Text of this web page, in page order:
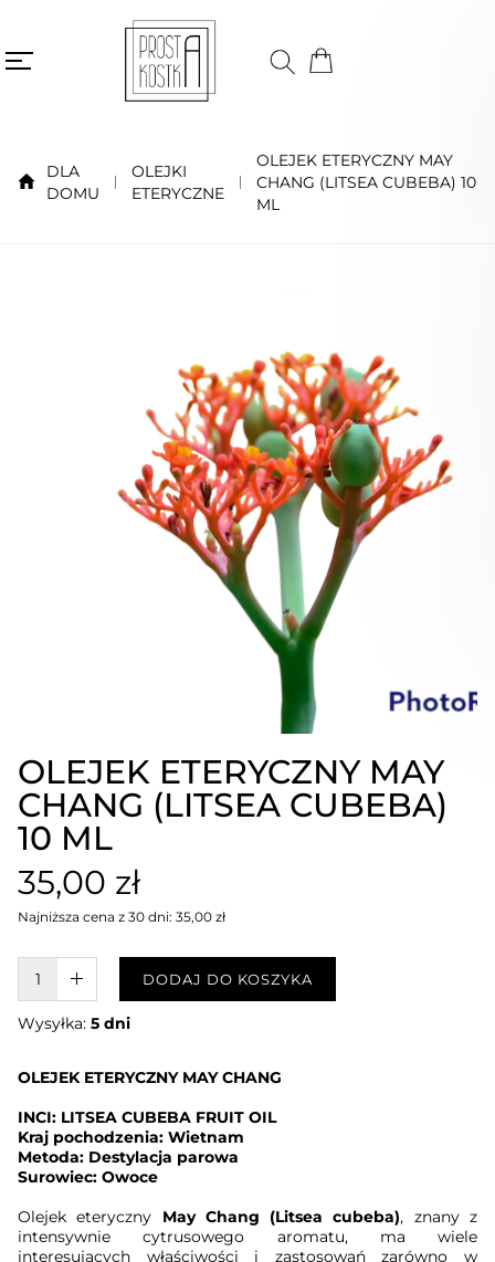
DLA
DOMU
OLEJKI
ETERYCZNE
OLEJEK ETERYCZNY MAY
CHANG (LITSEA CUBEBA) 10
ML
OLEJEK ETERYCZNY MAY
CHANG (LITSEA CUBEBA)
10 ML
35,00 zł
Najniższa cena z 30 dni: 35,00 zł
W KOSZYKU :)DODAJ DO KOSZYKA
Wysyłka:5 dni
OLEJEK ETERYCZNY MAY CHANG
INCI: LITSEA CUBEBA FRUIT OIL
Kraj pochodzenia: Wietnam
Metoda: Destylacja parowa
Surowiec: Owoce
Olejek eteryczny May Chang (Litsea cubeba), znany z
intensywnie cytrusowego aromatu, ma wiele
interesujących właściwości i zastosowań zarówno w